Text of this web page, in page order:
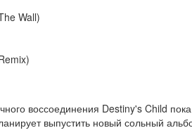
Wall)
воссоединения Destiny's Child
выпустить новый сольный